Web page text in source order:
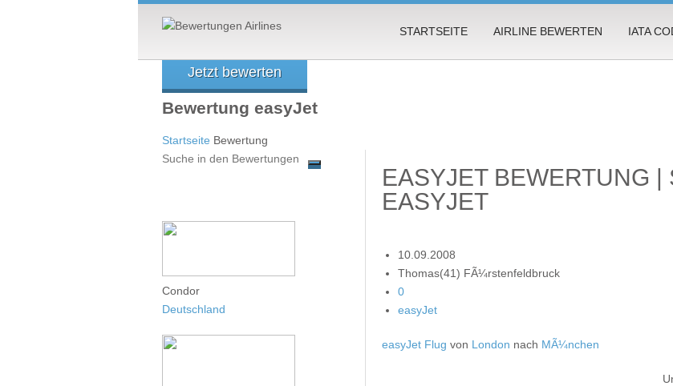
STARTSEITE AIRLINE BEWERTEN IATA
Jetzt bewerten
Bewertung easyJet
Startseite Bewertung
EASYJET BEWERTUNG
EASYJET
10.09.2008
Thomas(41) FÃ¼rstenfeldbruck
0
easyJet
easyJet Flug von London nach MÃ¼nchen
Condor
Deutschland